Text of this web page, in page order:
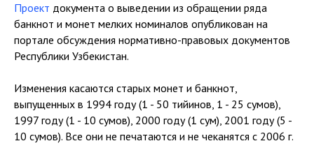
Проект документа о выведении из обращении ряда
банкнот и монет мелких номиналов опубликован на
портале обсуждения нормативно-правовых документов
Республики Узбекистан.
Изменения касаются старых монет и банкнот,
выпущенных в 1994 году (1 - 50 тийинов, 1 - 25 сумов),
1997 году (1 - 10 сумов), 2000 году (1 сум), 2001 году (5 -
10 сумов). Все они не печатаются и не чеканятся с 2006 г.